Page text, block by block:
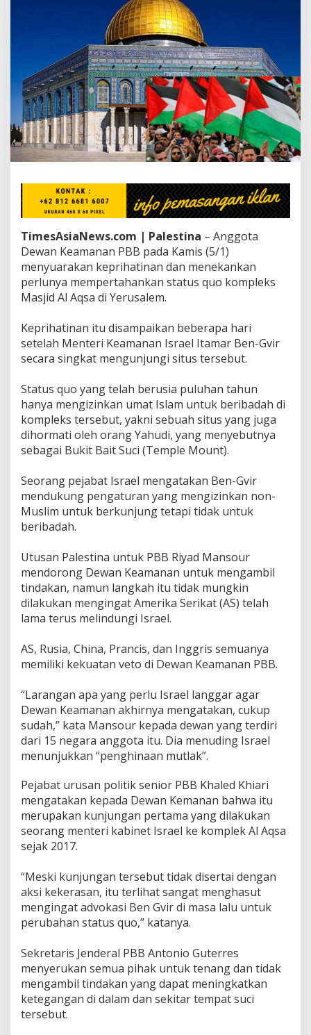
T
e
k
a
n
k
a
n
S
t
a
t
u
Q
u
o
M
a
s
j
i
d
A
q
s
a
z
i
n
k
a
n
m
a
t
I
a
m
B
e
r
i
a
d
a
TimesAsiaNews.com | Palestina – Anggota
Dewan Keamanan PBB pada Kamis (5/1)
menyuarakan keprihatinan dan menekankan
perlunya mempertahankan status quo kompleks
Masjid Al Aqsa di Yerusalem.
Keprihatinan itu disampaikan beberapa hari
setelah Menteri Keamanan Israel Itamar Ben-Gvir
secara singkat mengunjungi situs tersebut.
Status quo yang telah berusia puluhan tahun
hanya mengizinkan umat Islam untuk beribadah di
kompleks tersebut, yakni sebuah situs yang juga
dihormati oleh orang Yahudi, yang menyebutnya
sebagai Bukit Bait Suci (Temple Mount).
Seorang pejabat Israel mengatakan Ben-Gvir
mendukung pengaturan yang mengizinkan non-
Muslim untuk berkunjung tetapi tidak untuk
beribadah.
Utusan Palestina untuk PBB Riyad Mansour
mendorong Dewan Keamanan untuk mengambil
tindakan, namun langkah itu tidak mungkin
dilakukan mengingat Amerika Serikat (AS) telah
lama terus melindungi Israel.
AS, Rusia, China, Prancis, dan Inggris semuanya
memiliki kekuatan veto di Dewan Keamanan PBB.
“Larangan apa yang perlu Israel langgar agar
Dewan Keamanan akhirnya mengatakan, cukup
sudah,” kata Mansour kepada dewan yang terdiri
dari 15 negara anggota itu. Dia menuding Israel
menunjukkan “penghinaan mutlak”.
Pejabat urusan politik senior PBB Khaled Khiari
mengatakan kepada Dewan Kemanan bahwa itu
merupakan kunjungan pertama yang dilakukan
seorang menteri kabinet Israel ke komplek Al Aqsa
sejak 2017.
“Meski kunjungan tersebut tidak disertai dengan
aksi kekerasan, itu terlihat sangat menghasut
mengingat advokasi Ben Gvir di masa lalu untuk
perubahan status quo,” katanya.
Sekretaris Jenderal PBB Antonio Guterres
menyerukan semua pihak untuk tenang dan tidak
mengambil tindakan yang dapat meningkatkan
ketegangan di dalam dan sekitar tempat suci
tersebut.